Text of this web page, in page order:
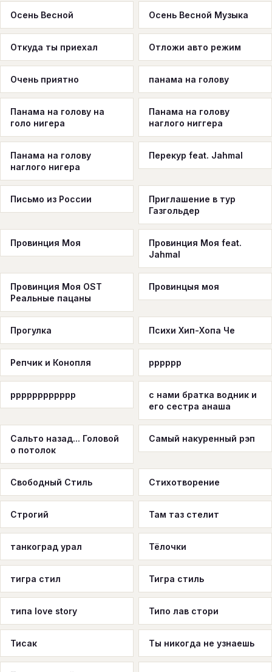
Осень Весной Осень Весной Музыка
Откуда ты приехал Отложи авто режим
Очень приятно панама на голову
Панама на голову на
голо нигера
Панама на голову
наглого ниггера
Панама на голову
наглого нигера
Перекур feat. Jahmal
Письмо из России
Приглашение в тур
Газгольдер
Провинция Моя
Провинция Моя feat.
Jahmal
Провинция Моя OST
Реальные пацаны
Провинцыя моя
Прогулка Психи Хип-Хопа Че
Репчик и Конопля рррррр
рррррррррррр
с нами братка водник и
его сестра анаша
Сальто назад... Головой
о потолок
Самый накуренный рэп
Свободный Стиль Стихотворение
Строгий Там таз стелит
танкоград урал Тёлочки
тигра стил Тигра стиль
типа love story Типо лав стори
Тисак Ты никогда не узнаешь